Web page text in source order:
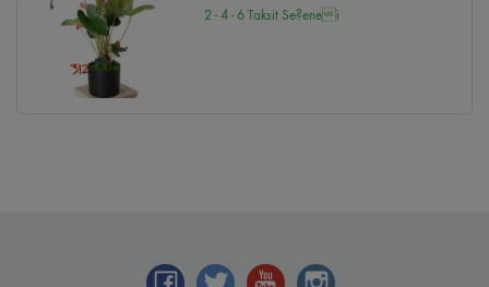
2 - 4 - 6 Taksit Se?enei